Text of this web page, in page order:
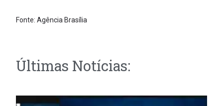
Fonte: Agência Brasília
Últimas Notícias: